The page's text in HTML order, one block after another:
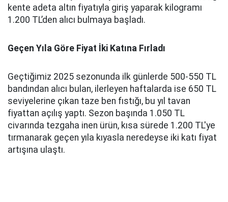
kente adeta altın fiyatıyla giriş yaparak kilogramı
1.200 TL’den alıcı bulmaya başladı.
Geçen Yıla Göre Fiyat İki Katına Fırladı
Geçtiğimiz 2025 sezonunda ilk günlerde 500-550 TL
bandından alıcı bulan, ilerleyen haftalarda ise 650 TL
seviyelerine çıkan taze ben fıstığı, bu yıl tavan
fiyattan açılış yaptı. Sezon başında 1.050 TL
civarında tezgaha inen ürün, kısa sürede 1.200 TL'ye
tırmanarak geçen yıla kıyasla neredeyse iki katı fiyat
artışına ulaştı.